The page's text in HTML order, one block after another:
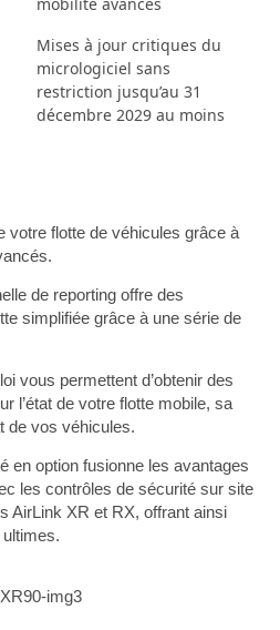
Mises à jour critiques du
micrologiciel sans
restriction jusqu’au 31
décembre 2029 au moins
votre flotte de véhicules grâce à
de reporting offre des
simplifiée grâce à une série de
vous permettent d’obtenir des
l’état de votre flotte mobile, sa
de vos véhicules.
en option fusionne les avantages
les contrôles de sécurité sur site
AirLink XR et RX, offrant ainsi